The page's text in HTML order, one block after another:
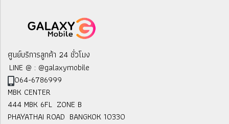
ศูนย์บริการลูกค้า 24 ชั่วโมง
LINE @ : @galaxymobile
064-6786999
MBK CENTER
444 MBK 6FL ZONE B
PHAYATHAI ROAD BANGKOK 10330